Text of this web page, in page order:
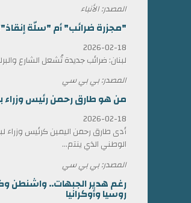
المصدر: الأنباء
"مجزرة ضرائب" أم "سلّة إنقاذ"؟
2026-02-18
لبنان: ضرائب جديدة تُشعل الشارع
المصدر: بي بي سي
من هو طارق رحمن رئيس وزراء بنغلاديش
2026-02-18
الوطني الذي ينتم...
المصدر: بي بي سي
رغم هدير الجبهات.. واشنطن
روسيا وأوكرانيا